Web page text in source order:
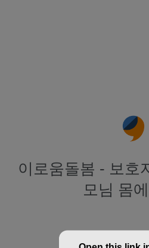
이로움돌봄 - 보호
모님 몸